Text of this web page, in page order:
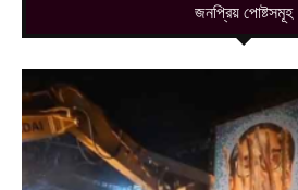
জনপ্রিয় পোষ্টসমূহ